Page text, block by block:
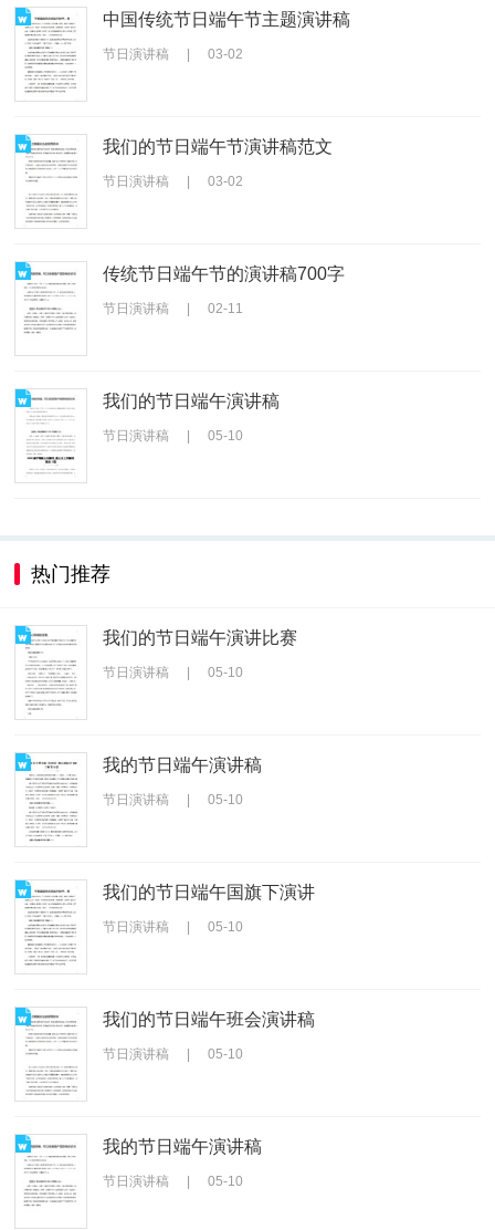
中国传统节日端午节主题演讲稿
节日演讲稿 03-02
我们的节日端午节演讲稿范文
节日演讲稿 03-02
传统节日端午节的演讲稿700字
节日演讲稿 02-11
我们的节日端午演讲稿
节日演讲稿 05-10
热门推荐
我们的节日端午演讲比赛
节日演讲稿 | 05-10
我的节日端午演讲稿
节日演讲稿 | 05-10
我们的节日端午国旗下演讲
节日演讲稿 | 05-10
我们的节日端午班会演讲稿
节日演讲稿 | 05-10
我的节日端午演讲稿
节日演讲稿 | 05-10